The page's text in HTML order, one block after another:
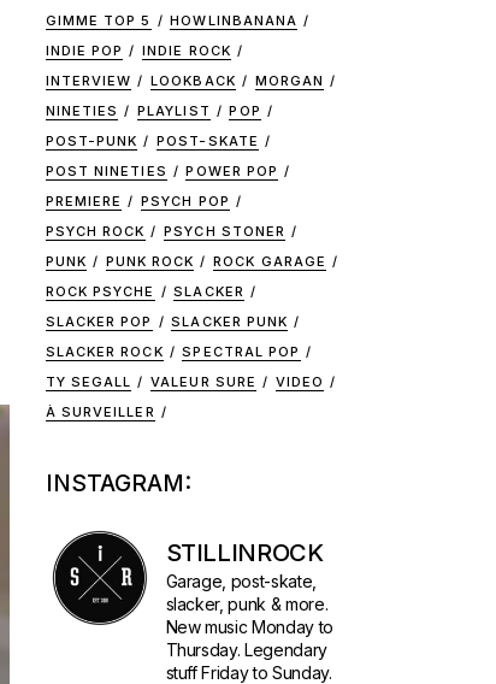
GIMME TOP 5
HOWLINBANANA
INDIE POP
INDIE ROCK
INTERVIEW
LOOKBACK
MORGAN
NINETIES
PLAYLIST
POP
POST-PUNK
POST-SKATE
POST NINETIES
POWER POP
PREMIERE
PSYCH POP
PSYCH ROCK
PSYCH STONER
PUNK
PUNK ROCK
ROCK GARAGE
ROCK PSYCHE
SLACKER
SLACKER POP
SLACKER PUNK
SLACKER ROCK
SPECTRAL POP
TY SEGALL
VALEUR SURE
VIDEO
À SURVEILLER
INSTAGRAM:
STILLINROCK
Garage, post-skate,
slacker, punk & more.
New music Monday to
Thursday. Legendary
stuff Friday to Sunday.